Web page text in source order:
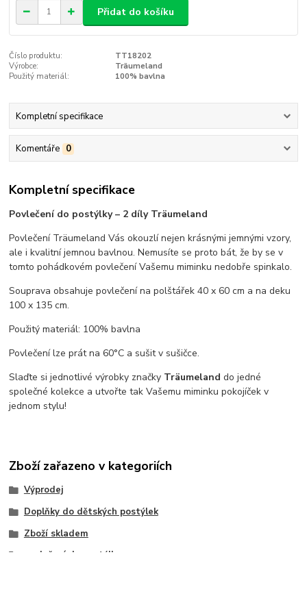
Přidat do košíku
Číslo produktu:
TT18202
Výrobce:
Träumeland
Použitý materiál:
100% bavlna
Kompletní specifikace
Komentáře 0
Kompletní specifikace
Povlečení do postýlky – 2 díly Träumeland
Povlečení Träumeland Vás okouzlí nejen krásnými jemnými vzory,
ale i kvalitní jemnou bavlnou. Nemusíte se proto bát, že by se v
tomto pohádkovém povlečení Vašemu miminku nedobře spinkalo.
Souprava obsahuje povlečení na polštářek 40 x 60 cm a na deku
100 x 135 cm.
Použitý materiál: 100% bavlna
Povlečení lze prát na 60°C a sušit v sušičce.
Slaďte si jednotlivé výrobky značky Träumelanddo jedné
společné kolekce a utvořte tak Vašemu miminku pokojíček v
jednom stylu!
Zboží zařazeno v kategoriích
Výprodej
Doplňky do dětských postýlek
Zboží skladem
povlečení do postýlky